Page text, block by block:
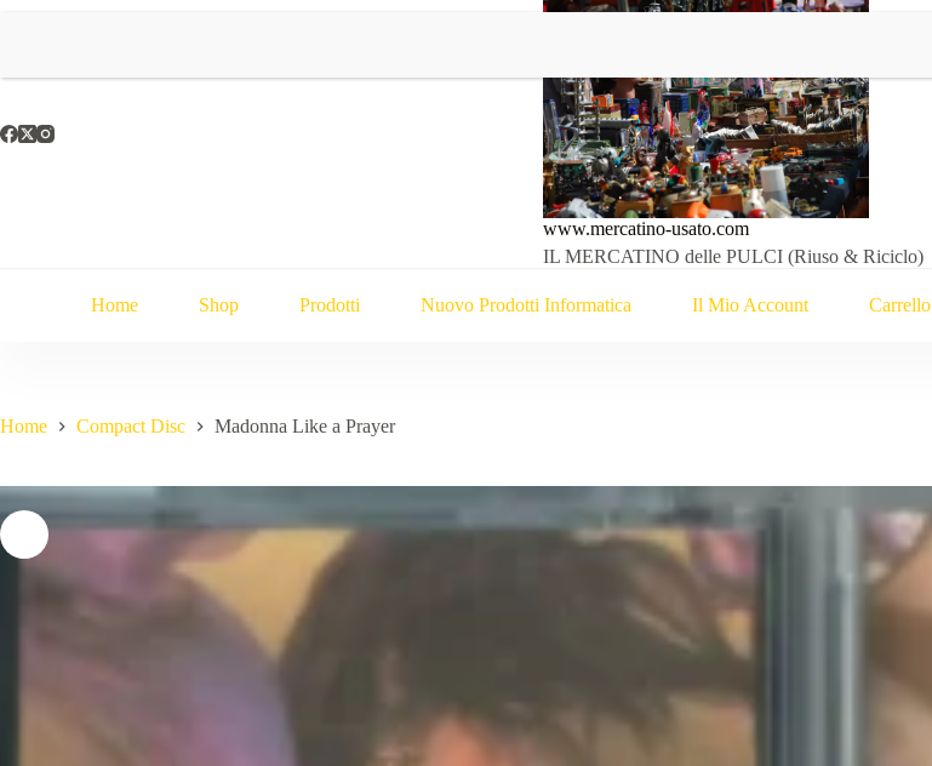
www.mercatino-usato.com
IL MERCATINO delle PULCI (Riuso & Riciclo)
Home Shop Prodotti Nuovo Prodotti Informatica Il Mio Account Carrello
Home Compact Disc Madonna Like a Prayer